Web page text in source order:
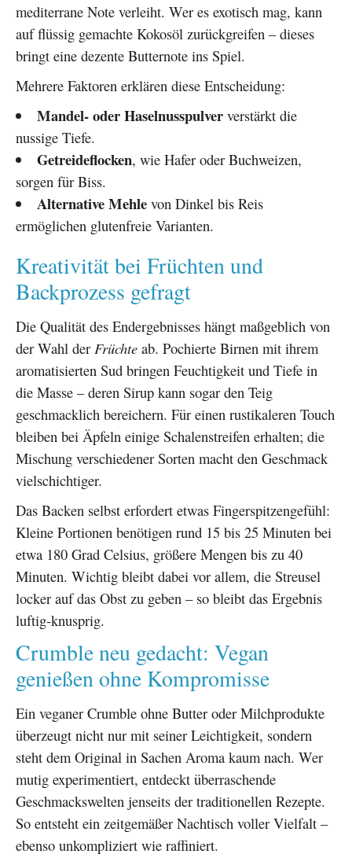
mediterrane Note verleiht. Wer es exotisch mag, kann
auf flüssig gemachte Kokosöl zurückgreifen – dieses
bringt eine dezente Butternote ins Spiel.
Mehrere Faktoren erklären diese Entscheidung:
Mandel- oder Haselnusspulververstärkt die
nussige Tiefe.
Getreideflocken, wie Hafer oder Buchweizen,
sorgen für Biss.
Alternative Mehlevon Dinkel bis Reis
ermöglichen glutenfreie Varianten.
Kreativität bei Früchten und
Backprozess gefragt
Die Qualität des Endergebnisses hängt maßgeblich von
der Wahl der Früchte ab. Pochierte Birnen mit ihrem
aromatisierten Sud bringen Feuchtigkeit und Tiefe in
die Masse – deren Sirup kann sogar den Teig
geschmacklich bereichern. Für einen rustikaleren Touch
bleiben bei Äpfeln einige Schalenstreifen erhalten; die
Mischung verschiedener Sorten macht den Geschmack
vielschichtiger.
Das Backen selbst erfordert etwas Fingerspitzengefühl:
Kleine Portionen benötigen rund 15 bis 25 Minuten bei
etwa 180 Grad Celsius, größere Mengen bis zu 40
Minuten. Wichtig bleibt dabei vor allem, die Streusel
locker auf das Obst zu geben – so bleibt das Ergebnis
luftig-knusprig.
Crumble neu gedacht: Vegan
genießen ohne Kompromisse
Ein veganer Crumble ohne Butter oder Milchprodukte
überzeugt nicht nur mit seiner Leichtigkeit, sondern
steht dem Original in Sachen Aroma kaum nach. Wer
mutig experimentiert, entdeckt überraschende
Geschmackswelten jenseits der traditionellen Rezepte.
So entsteht ein zeitgemäßer Nachtisch voller Vielfalt –
ebenso unkompliziert wie raffiniert.